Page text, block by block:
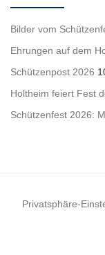
Bilder vom
Ehrungen auf dem
Schützenpost 2026
Holtheim feiert Fest
Schützenfest 2026:
Privatsphäre-